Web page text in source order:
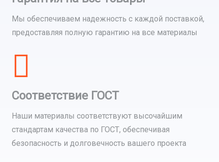
Мы обеспечиваем надежность с каждой поставкой,
предоставляя полную гарантию на все материалы
Соответствие ГОСТ
Наши материалы соответствуют высочайшим
стандартам качества по ГОСТ, обеспечивая
безопасность и долговечность вашего проекта